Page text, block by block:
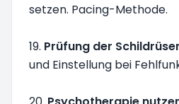
setzen. Pacing-Methode.
19. Prüfung der
und Einstellung bei